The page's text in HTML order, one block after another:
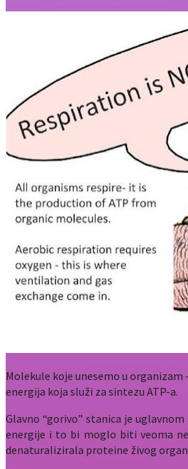
Molekule koje unesemo u
energija koja služi za sintezu ATP-a.
Glavno “gorivo” stanica je
energije i to bi moglo biti veoma
denaturalizirala proteine živog